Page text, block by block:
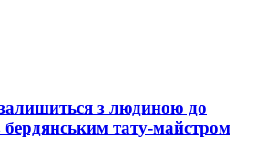
з людиною до
бердянським тату-майстром